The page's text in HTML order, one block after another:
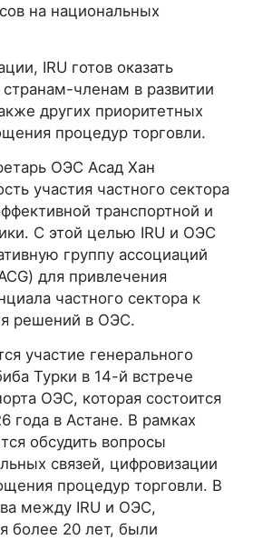
на национальных
IRU готов оказать
членам в развитии
других приоритетных
процедур торговли.
ОЭС Асад Хан
участия частного сектора
транспортной и
С этой целью IRU и ОЭС
группу ассоциаций
для привлечения
частного сектора к
решений в ОЭС.
участие генерального
Турки в 14-й встрече
ОЭС, которая состоится
года в Астане. В рамках
обсудить вопросы
связей, цифровизации
процедур торговли. В
между IRU и ОЭС,
более 20 лет, были